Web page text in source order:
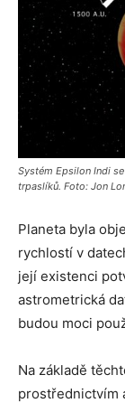
Systém Epsilon Indi
trpaslíků. Foto: Jon
Planeta byla
rychlostí v
její existenci
astrometrická
budou moci
Na základě
prostřednictvím